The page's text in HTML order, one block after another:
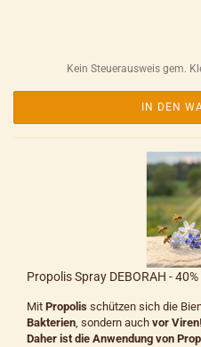
Kein Steuerausweis gem.
IN DEN
Propolis Spray DEBORAH - 40%
Mit Propolis schützen sich die
Bakterien, sondern auch vor Viren!
Daher ist die Anwendung von